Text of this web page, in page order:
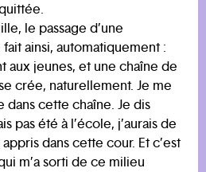
le passage d’une
ainsi, automatiquement :
aux jeunes, et une chaîne de
crée, naturellement. Je me
dans cette chaîne. Je dis
pas été à l’école, j’aurais de
dans cette cour. Et c’est
m’a sorti de ce milieu